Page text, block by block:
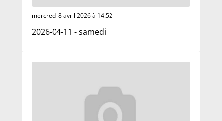
mercredi 8 avril 2026 à 14:52
2026-04-11 - samedi